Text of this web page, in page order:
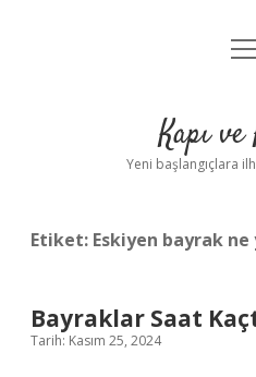
Yasal
Kapı
Yeni başlangıçlara
Etiket: Eskiyen bayrak ne
Bayraklar Saat
Tarih: Kasım 25, 2024